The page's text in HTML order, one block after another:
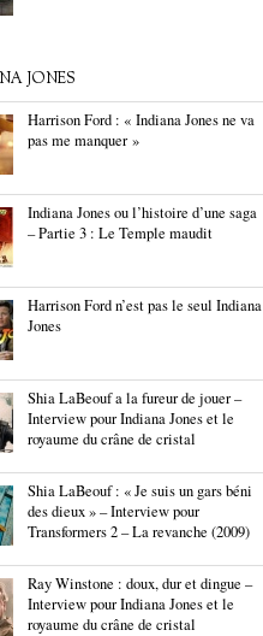
JONES
Harrison Ford : « Indiana Jones ne va
pas me manquer »
Indiana Jones ou l’histoire d’une saga
– Partie 3 : Le Temple maudit
Harrison Ford n’est pas le seul Indiana
Jones
Shia LaBeouf a la fureur de jouer –
Interview pour Indiana Jones et le
royaume du crâne de cristal
Shia LaBeouf : « Je suis un gars béni
des dieux » – Interview pour
Transformers 2 – La revanche (2009)
Ray Winstone : doux, dur et dingue –
Interview pour Indiana Jones et le
royaume du crâne de cristal